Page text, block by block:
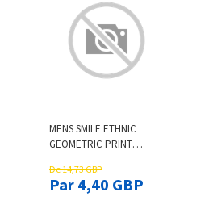
MENS SMILE ETHNIC
GEOMETRIC PRINT
HEM SHORT SLEEVE T-
SHIRTS
De 14,73 GBP
Par 4,40 GBP